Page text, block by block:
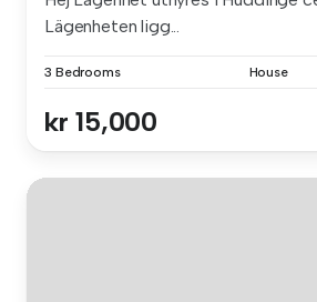
Lägenheten ligg...
3 Bedrooms House
kr 15,000